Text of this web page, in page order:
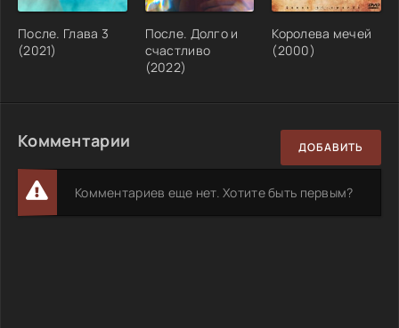
После. Глава 3
(2021)
После. Долго и
счастливо
(2022)
Королева мечей
(2000)
Комментарии ДОБАВИТЬ
Комментариев еще нет. Хотите быть первым?